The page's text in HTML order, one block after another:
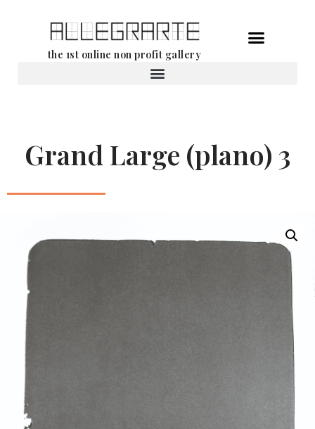
the 1st online non profit gallery
Grand Large (plano) 3